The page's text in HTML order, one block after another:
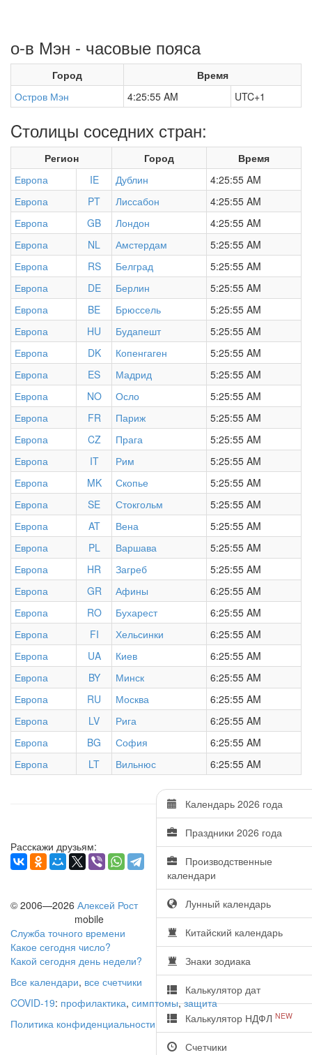
о-в Мэн - часовые пояса
Город
Время
Остров Мэн
4:25:55 AM UTC+1
Cтолицы соседних стран:
Регион Город
Время
Европа
IE Дублин
4:25:55 AM
Европа
PT Лиссабон
4:25:55 AM
Европа
GB Лондон
4:25:55 AM
Европа
NL Амстердам
5:25:55 AM
Европа
RS Белград
5:25:55 AM
Европа
DE Берлин
5:25:55 AM
Европа
BE Брюссель
5:25:55 AM
Европа
HU Будапешт
5:25:55 AM
Европа
DK Копенгаген
5:25:55 AM
Европа
ES Мадрид
5:25:55 AM
Европа
NO Осло
5:25:55 AM
Европа
FR Париж
5:25:55 AM
Европа
CZ Прага
5:25:55 AM
Европа
IT Рим
5:25:55 AM
Европа
MK Скопье
5:25:55 AM
Европа
SE Стокгольм
5:25:55 AM
Европа
AT Вена
5:25:55 AM
Европа
PL Варшава
5:25:55 AM
Европа
HR Загреб
5:25:55 AM
Европа
GR Афины
6:25:55 AM
Европа
RO Бухарест
6:25:55 AM
Европа
FI Хельсинки
6:25:55 AM
Европа
UA Киев
6:25:55 AM
Европа
BY Минск
6:25:55 AM
Европа
RU Москва
6:25:55 AM
Европа
LV Рига
6:25:55 AM
Европа
BG София
6:25:55 AM
Европа
LT Вильнюс 6:25:55 AM
Календарь 2026 года
Праздники 2026 года
Производственные
календари
Лунный календарь
Китайский календарь
Знаки зодиака
Калькулятор дат
Калькулятор НДФЛ NEW
Счетчики
Расскажи друзьям:
© 2006—2026 Алексей Рост
mobile
Служба точного времени
Какое сегодня число?
Какой сегодня день недели?
Все календари, все счетчики
COVID-19: профилактика, симптомы,защита
Политика конфиденциальности